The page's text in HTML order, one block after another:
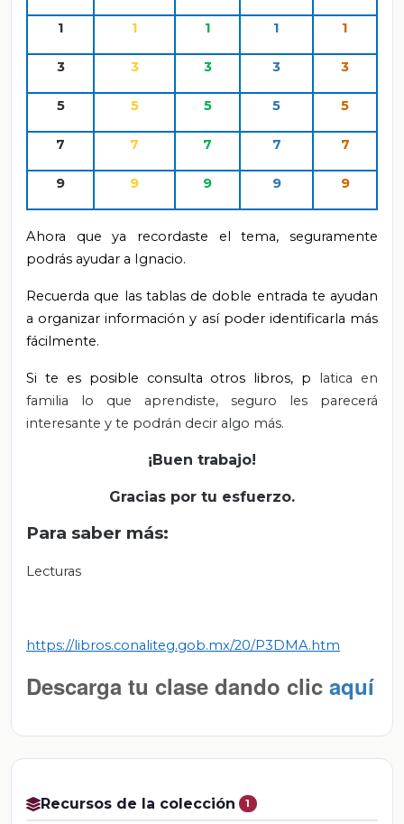
1 1 1 1 1
3 3 3 3 3
5 5 5 5 5
7 7 7 7 7
9 9 9 9 9
Ahora que ya recordaste el tema, seguramente
podrás ayudar a Ignacio.
Recuerda que las tablas de doble entrada te ayudan
a organizar información y así poder identificarla más
fácilmente.
Si te es posible consulta otros libros, p latica en
familia lo que aprendiste, seguro les parecerá
interesante y te podrán decir algo más.
¡Buen trabajo!
Gracias por tu esfuerzo.
Para saber más:
Lecturas
https://libros.conaliteg.gob.mx/20/P3DMA.htm
Descarga tu clase dando clic aquí
Recursos de la colección 1